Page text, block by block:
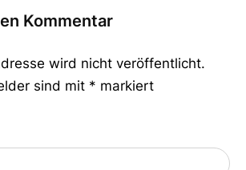
Kommentar
wird nicht veröffentlicht.
sind mit * markiert